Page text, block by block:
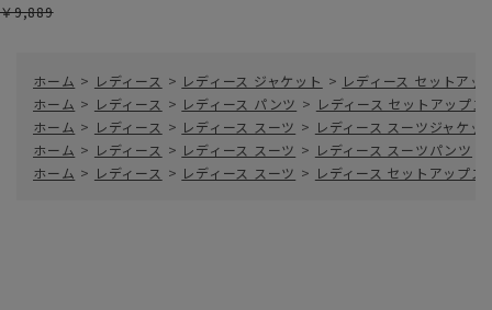
￥9,889
ホーム > レディース > レディース ジャケット > レディース セットアッ
ホーム > レディース > レディース パンツ > レディース セットアップ
ホーム > レディース > レディース スーツ > レディース スーツジャケッ
ホーム > レディース > レディース スーツ > レディース スーツパンツ
ホーム > レディース > レディース スーツ > レディース セットアップス